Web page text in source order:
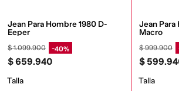
Jean Para Hombre 1980 D-
Eeper
$1.099.900 40%
$659.940
Talla
Jean Para
Macro
$999.900
$ 599.
Talla